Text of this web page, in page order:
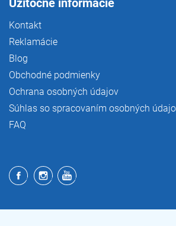
Užitočné informácie
Kontakt
Reklamácie
Blog
Obchodné podmienky
Ochrana osobných údajov
Súhlas so spracovaním osobných
FAQ